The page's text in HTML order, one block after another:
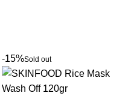
-15%Sold out